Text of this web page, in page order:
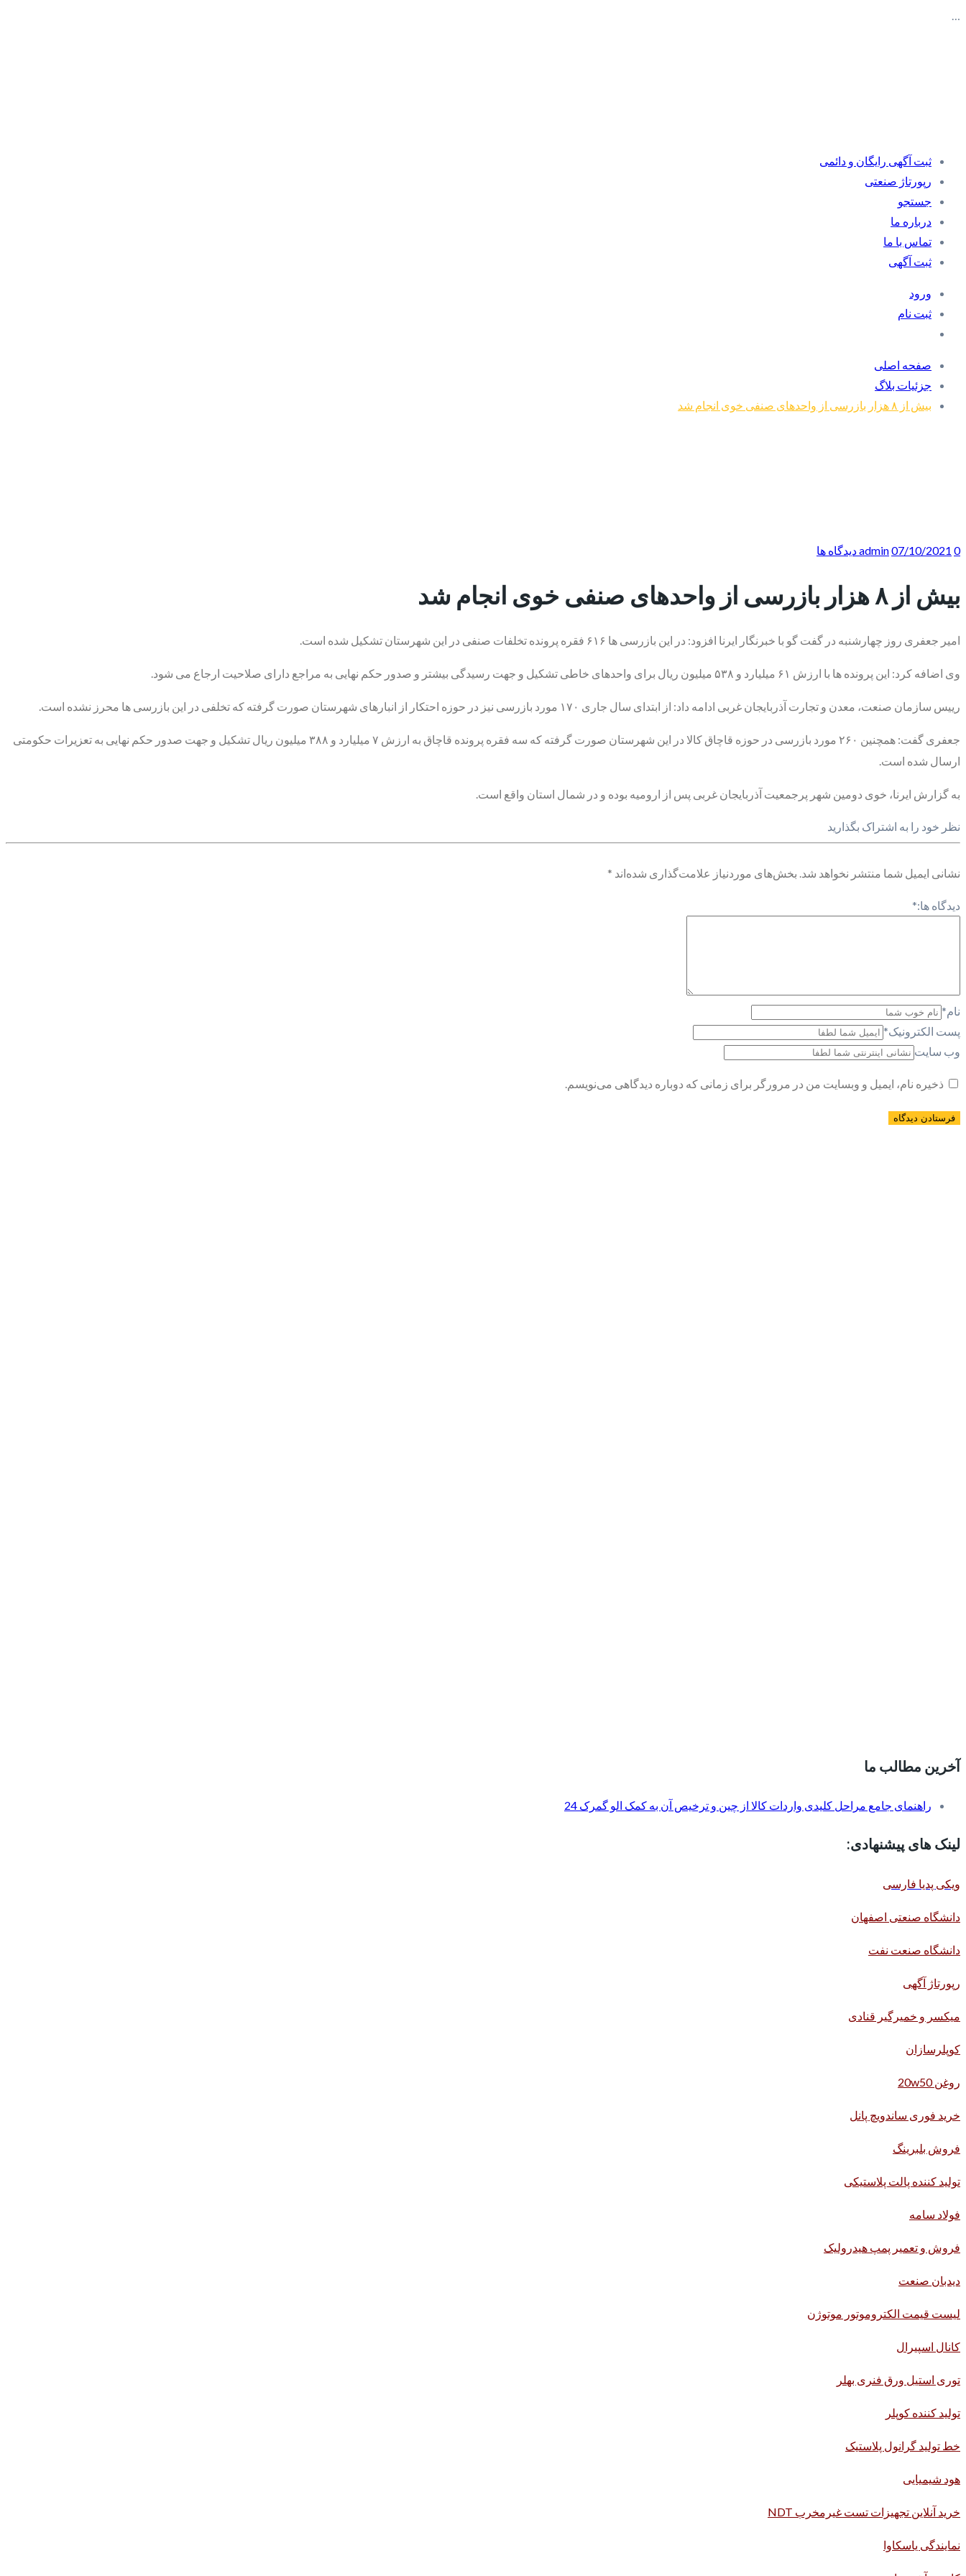
…
ثبت آگهی رایگان و دائمی
رپورتاژ صنعتی
جستجو
درباره ما
تماس با ما
ثبت آگهی
ورود
ثبت نام
صفحه اصلی
جزئیات بلاگ
بیش از ۸ هزار بازرسی از واحدهای صنفی خوی انجام شد
admin07/10/2021 0 دیدگاه ها
بیش از ۸ هزار بازرسی از واحدهای صنفی خوی انجام شد
امیر جعفری روز چهارشنبه در گفت گو با خبرنگار ایرنا افزود: در این بازرسی ها ۶۱۶ فقره پرونده تخلفات صنفی در این شهرستان تشکیل شده است.
وی اضافه کرد: این پرونده ها با ارزش ۶۱ میلیارد و ۵۳۸ میلیون ریال برای واحدهای خاطی تشکیل و جهت رسیدگی بیشتر و صدور حکم نهایی به مراجع دارای صلاحیت ارجاع می شود.
رییس سازمان صنعت، معدن و تجارت آذربایجان غربی ادامه داد: از ابتدای سال جاری ۱۷۰ مورد بازرسی نیز در حوزه احتکار از انبارهای شهرستان صورت گرفته که تخلفی در این بازرسی ها محرز نشده است.
جعفری گفت: همچنین ۲۶۰ مورد بازرسی در حوزه قاچاق کالا در این شهرستان صورت گرفته که سه فقره پرونده قاچاق به ارزش ۷ میلیارد و ۳۸۸ میلیون ریال تشکیل و جهت صدور حکم نهایی به تعزیرات حکومتی
ارسال شده است.
به گزارش ایرنا، خوی دومین شهر پرجمعیت آذربایجان غربی پس از ارومیه بوده و در شمال استان واقع است.
نظر خود را به اشتراک بگذارید
نشانی ایمیل شما منتشر نخواهد شد. بخش‌های موردنیاز علامت‌گذاری شده‌اند *
دیدگاه ها:*
نام*
پست الکترونیک*
وب سایت
ذخیره نام، ایمیل و وبسایت من در مرورگر برای زمانی که دوباره دیدگاهی می‌نویسم.
آخرین مطالب ما
راهنمای جامع مراحل کلیدی واردات کالا از چین و ترخیص آن به کمک الو گمرک 24
لینک های پیشنهادی:
ویکی پدیا فارسی
دانشگاه صنعتی اصفهان
دانشگاه صنعت نفت
رپورتاژ آگهی
میکسر و خمیرگیر قنادی
کوپلرسازان
روغن 20w50
خرید فوری ساندویچ پانل
فروش بلبرینگ
تولید کننده پالت پلاستیکی
فولاد سامه
فروش و تعمیر پمپ هیدرولیک
دیدبان صنعت
لیست قیمت الکتروموتور موتوژن
کانال اسپیرال
توری استیل ورق فنری بهلر
تولید کننده کوپلر
خط تولید گرانول پلاستیک
هود شیمیایی
خرید آنلاین تجهیزات تست غیرمخرب NDT
نمایندگی یاسکاوا